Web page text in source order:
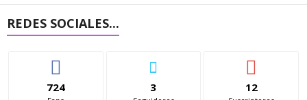
REDES SOCIALES...
724 3 12